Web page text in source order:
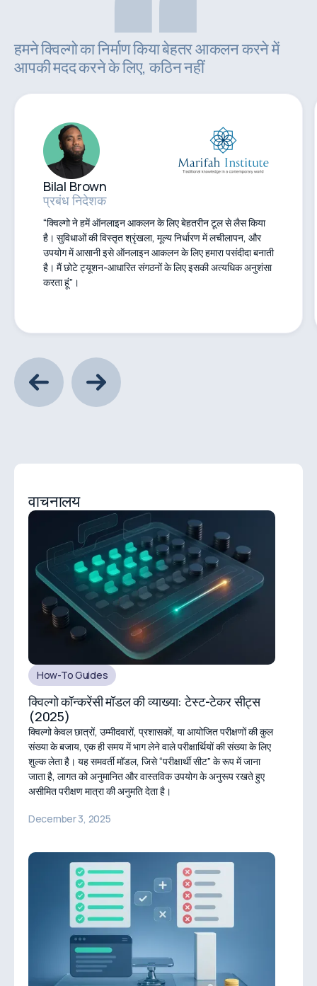
हमने क्विल्गो का निर्माण किया बेहतर आकलन करने में
आपकी मदद करने के लिए, कठिन नहीं
Bilal Brown
प्रबंध निदेशक
“क्विल्गो ने हमें ऑनलाइन आकलन के लिए बेहतरीन टूल से लैस किया
है। सुविधाओं की विस्तृत श्रृंखला, मूल्य निर्धारण में लचीलापन, और
उपयोग में आसानी इसे ऑनलाइन आकलन के लिए हमारा पसंदीदा बनाती
है। मैं छोटे ट्यूशन-आधारित संगठनों के लिए इसकी अत्यधिक अनुशंसा
करता हूं”।
वाचनालय
How-To Guides
क्विल्गो कॉन्करेंसी मॉडल की व्याख्या: टेस्ट-टेकर सीट्स
(2025)
क्विल्गो केवल छात्रों, उम्मीदवारों, प्रशासकों, या आयोजित परीक्षणों की कुल
संख्या के बजाय, एक ही समय में भाग लेने वाले परीक्षार्थियों की संख्या के लिए
शुल्क लेता है। यह समवर्ती मॉडल, जिसे “परीक्षार्थी सीट” के रूप में जाना
जाता है, लागत को अनुमानित और वास्तविक उपयोग के अनुरूप रखते हुए
असीमित परीक्षण मात्रा की अनुमति देता है।
December 3, 2025